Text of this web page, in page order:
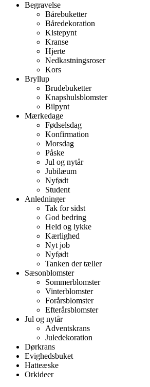
Begravelse
Bårebuketter
Båredekoration
Kistepynt
Kranse
Hjerte
Nedkastningsroser
Kors
Bryllup
Brudebuketter
Knapshulsblomster
Bilpynt
Mærkedage
Fødselsdag
Konfirmation
Morsdag
Påske
Jul og nytår
Jubilæum
Nyfødt
Student
Anledninger
Tak for sidst
God bedring
Held og lykke
Kærlighed
Nyt job
Nyfødt
Tanken der tæller
Sæsonblomster
Sommerblomster
Vinterblomster
Forårsblomster
Efterårsblomster
Jul og nytår
Adventskrans
Juledekoration
Dørkrans
Evighedsbuket
Hatteæske
Orkideer